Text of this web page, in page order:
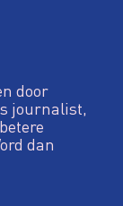
door
journalist,
dan